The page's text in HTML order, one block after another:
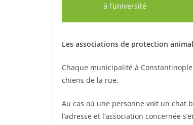
à l’université
Les associations de protection
Chaque municipalité à
chiens de la rue.
Au cas où une personne voit un chat
l’adresse et l’association concernée